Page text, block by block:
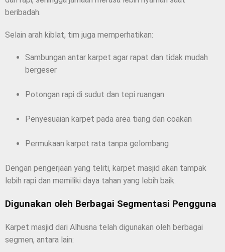
beribadah.
Selain arah kiblat, tim juga memperhatikan:
Sambungan antar karpet agar rapat dan tidak mudah
bergeser
Potongan rapi di sudut dan tepi ruangan
Penyesuaian karpet pada area tiang dan coakan
Permukaan karpet rata tanpa gelombang
Dengan pengerjaan yang teliti, karpet masjid akan tampak
lebih rapi dan memiliki daya tahan yang lebih baik.
Digunakan oleh Berbagai Segmentasi Pengguna
Karpet masjid dari Alhusna telah digunakan oleh berbagai
segmen, antara lain: